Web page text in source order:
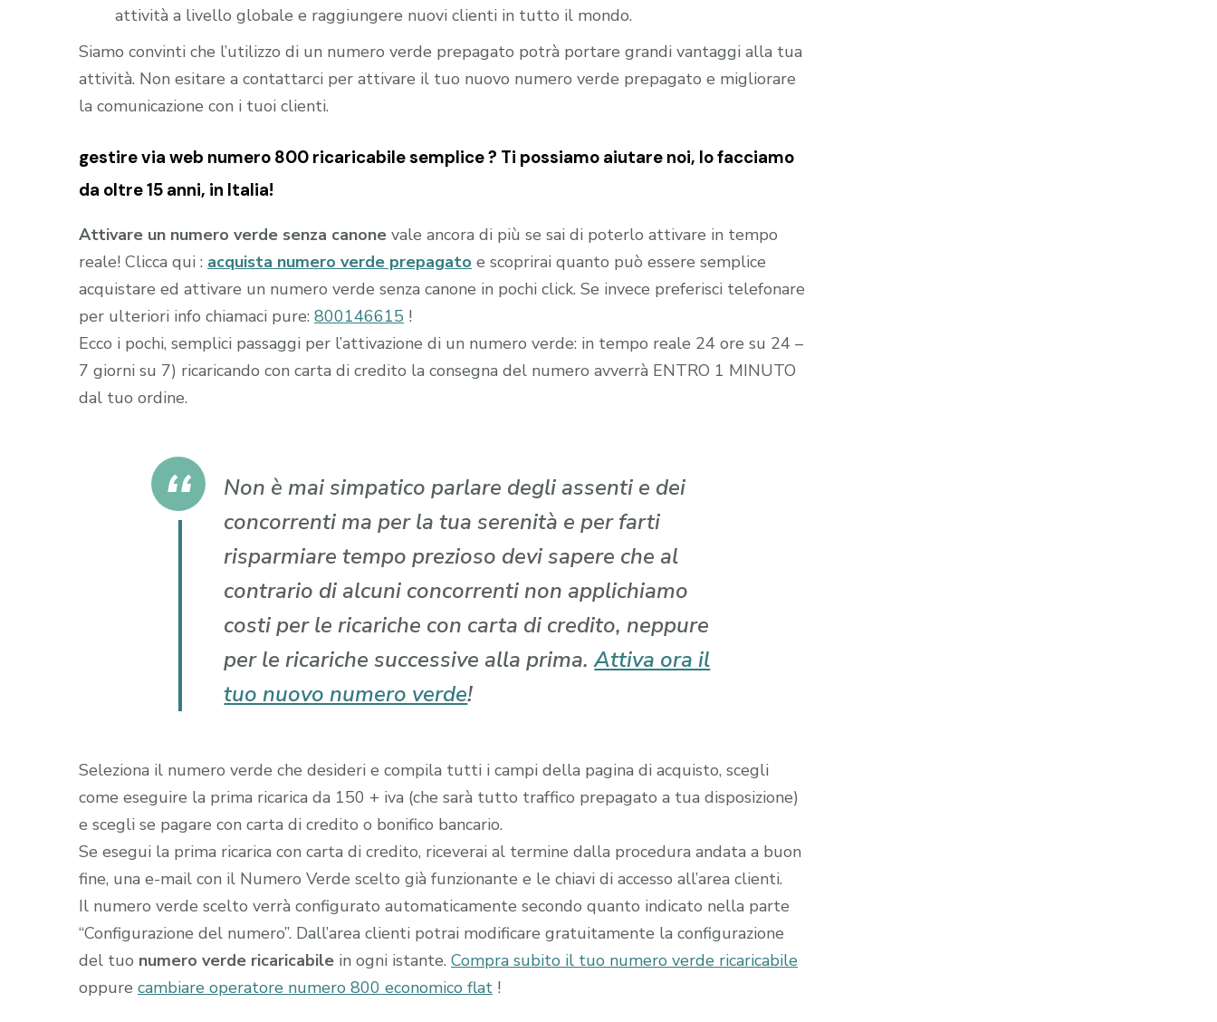
attività a livello globale e raggiungere nuovi clienti in tutto il mondo.
Siamo convinti che l’utilizzo di un numero verde prepagato potrà portare grandi vantaggi alla tua
attività. Non esitare a contattarci per attivare il tuo nuovo numero verde prepagato e migliorare
la comunicazione con i tuoi clienti.
gestire via web numero 800 ricaricabile semplice ? Ti possiamo aiutare noi, lo facciamo
da oltre 15 anni, in Italia!
Attivare un numero verde senza canone vale ancora di più se sai di poterlo attivare in tempo
reale! Clicca qui : acquista numero verde prepagato e scoprirai quanto può essere semplice
acquistare ed attivare un numero verde senza canone in pochi click. Se invece preferisci telefonare
per ulteriori info chiamaci pure: 800146615 !
Ecco i pochi, semplici passaggi per l’attivazione di un numero verde: in tempo reale 24 ore su 24 –
7 giorni su 7) ricaricando con carta di credito la consegna del numero avverrà ENTRO 1 MINUTO
dal tuo ordine.
Non è mai simpatico parlare degli assenti e dei
concorrenti ma per la tua serenità e per farti
risparmiare tempo prezioso devi sapere che al
contrario di alcuni concorrenti non applichiamo
costi per le ricariche con carta di credito, neppure
per le ricariche successive alla prima.Attiva ora il
tuo nuovo numero verde!
Seleziona il numero verde che desideri e compila tutti i campi della pagina di acquisto, scegli
come eseguire la prima ricarica da 150 + iva (che sarà tutto traffico prepagato a tua disposizione)
e scegli se pagare con carta di credito o bonifico bancario.
Se esegui la prima ricarica con carta di credito, riceverai al termine dalla procedura andata a buon
fine, una e-mail con il Numero Verde scelto già funzionante e le chiavi di accesso all’area clienti.
Il numero verde scelto verrà configurato automaticamente secondo quanto indicato nella parte
“Configurazione del numero”. Dall’area clienti potrai modificare gratuitamente la configurazione
del tuo numero verde ricaricabile in ogni istante. Compra subito il tuo numero verde ricaricabile
oppure cambiare operatore numero 800 economico flat !